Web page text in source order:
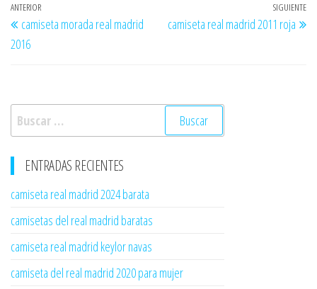
Navegación
de
entradas
Entrada
anterior
ANTERIOR
camiseta morada real madrid
2016
SIGUIENTE
camiseta real madrid 2011 roja
Buscar:
ENTRADAS RECIENTES
camiseta real madrid 2024 barata
camisetas del real madrid baratas
camiseta real madrid keylor navas
camiseta del real madrid 2020 para mujer